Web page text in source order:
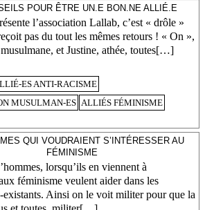
POUR ÊTRE UN.E BON.NE ALLIÉ.E
l’association Lallab, c’est « drôle »
pas du tout les mêmes retours ! « On »,
musulmane, et Justine, athée, toutes[…]
ES ANTI-RACISME
MUSULMAN-ES ALLIÉS FÉMINISME
QUI VOUDRAIENT S’INTÉRESSER AU
FÉMINISME
lorsqu’ils en viennent à
féminisme veulent aider dans les
existants. Ainsi on le voit militer pour que la